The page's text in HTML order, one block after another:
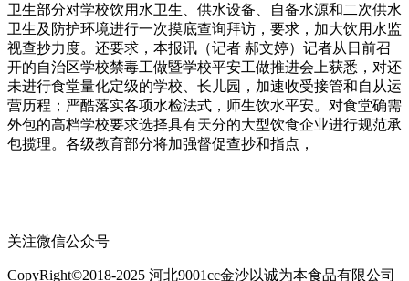
卫生部分对学校饮用水卫生、供水设备、自备水源和二次供水
卫生及防护环境进行一次摸底查询拜访，要求，加大饮用水监
视查抄力度。还要求，本报讯（记者 郝文婷）记者从日前召
开的自治区学校禁毒工做暨学校平安工做推进会上获悉，对还
未进行食堂量化定级的学校、长儿园，加速收受接管和自从运
营历程；严酷落实各项水检法式，师生饮水平安。对食堂确需
外包的高档学校要求选择具有天分的大型饮食企业进行规范承
包揽理。各级教育部分将加强督促查抄和指点，
关注微信公众号
CopyRight©2018-2025 河北9001cc金沙以诚为本食品有限公司